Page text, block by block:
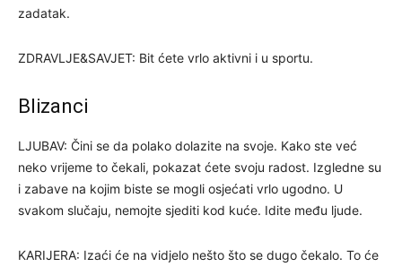
zadatak.
ZDRAVLJE&SAVJET: Bit ćete vrlo aktivni i u sportu.
Blizanci
LJUBAV: Čini se da polako dolazite na svoje. Kako ste već
neko vrijeme to čekali, pokazat ćete svoju radost. Izgledne su
i zabave na kojim biste se mogli osjećati vrlo ugodno. U
svakom slučaju, nemojte sjediti kod kuće. Idite među ljude.
KARIJERA: Izaći će na vidjelo nešto što se dugo čekalo. To će